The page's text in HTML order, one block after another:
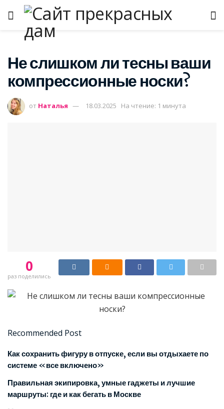
Не слишком ли тесны ваши
компрессионные носки?
от Наталья 18.03.2025 На чтение: 1 минута
0
раз поделились
Recommended Post
Как сохранить фигуру в отпуске, если вы отдыхаете по
системе «все включено»
Правильная экипировка, умные гаджеты и лучшие
маршруты: где и как бегать в Москве